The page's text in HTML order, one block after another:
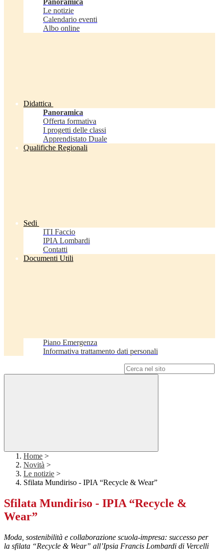
Panoramica
Le notizie
Calendario eventi
Albo online
Didattica
Panoramica
Offerta formativa
I progetti delle classi
Apprendistato Duale
Qualifiche Regionali
Sedi
ITI Faccio
IPIA Lombardi
Contatti
Documenti Utili
Piano Emergenza
Informativa trattamento dati personali
Home >
Novità >
Le notizie >
Sfilata Mundiriso - IPIA “Recycle & Wear”
Sfilata Mundiriso - IPIA “Recycle &
Wear”
Moda, sostenibilità e collaborazione scuola-impresa: successo per
la sfilata “Recycle & Wear” all’Ipsia Francis Lombardi di Vercelli